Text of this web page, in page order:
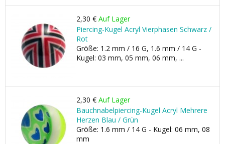
2,30 € Auf Lager
Piercing-Kugel Acryl Vierphasen Schwarz /
Rot
Größe: 1.2 mm / 16 G, 1.6 mm / 14 G -
Kugel: 03 mm, 05 mm, 06 mm, ...
2,30 € Auf Lager
Bauchnabelpiercing-Kugel Acryl Mehrere
Herzen Blau / Grün
Größe: 1.6 mm / 14 G - Kugel: 06 mm, 08
mm